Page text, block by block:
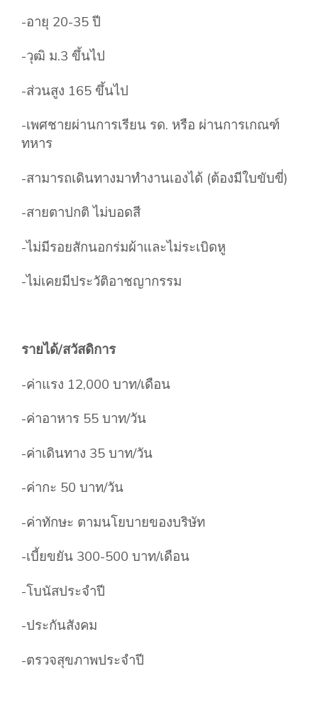
-อายุ 20-35 ปี
-วุฒิ ม.3 ขึ้นไป
-ส่วนสูง 165 ขึ้นไป
-เพศชายผ่านการเรียน รด. หรือ ผ่านการเกณฑ์
ทหาร
-สามารถเดินทางมาทำงานเองได้ (ต้องมีใบขับขี่)
-สายตาปกติ ไม่บอดสี
-ไม่มีรอยสักนอกร่มผ้าและไม่ระเบิดหู
-ไม่เคยมีประวัติอาชญากรรม
รายได้/สวัสดิการ
-ค่าแรง 12,000 บาท/เดือน
-ค่าอาหาร 55 บาท/วัน
-ค่าเดินทาง 35 บาท/วัน
-ค่ากะ 50 บาท/วัน
-ค่าทักษะ ตามนโยบายของบริษัท
-เบี้ยขยัน 300-500 บาท/เดือน
-โบนัสประจำปี
-ประกันสังคม
-ตรวจสุขภาพประจำปี